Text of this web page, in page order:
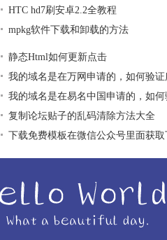
HTC hd7刷安卓2.2全教程
mpkg软件下载和卸载的方法
静态Html如何更新点击
我的域名是在万网申请的，如何验
我的域名是在易名中国申请的，如
复制论坛贴子的乱码清除方法大全
下载免费模板在微信公众号里面获